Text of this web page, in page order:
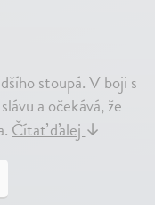
stoupá. V boji s
a očekává, že
Čítať ďalej↓